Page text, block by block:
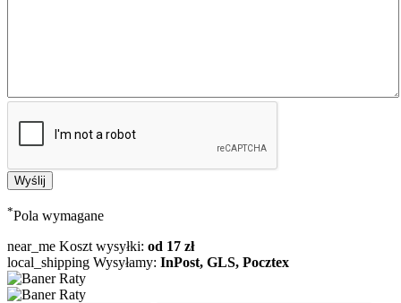
*Pola wymagane
near_me Koszt wysyłki: od 17 zł
local_shipping Wysyłamy: InPost, GLS, Pocztex